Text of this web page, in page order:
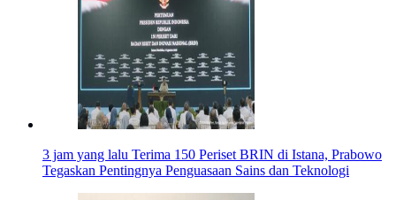
3 jam yang lalu Terima 150 Periset BRIN di Istana, Prabowo
Tegaskan Pentingnya Penguasaan Sains dan Teknologi